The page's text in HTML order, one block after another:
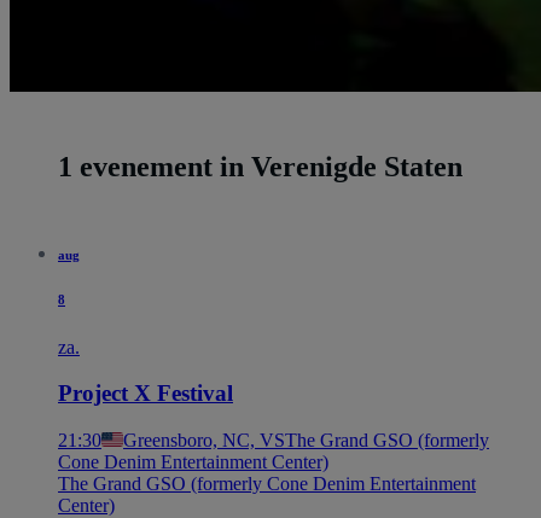
1 evenement in Verenigde Staten
aug
8
za.
Project X Festival
21:30 Greensboro, NC, VSThe Grand GSO (formerly
Cone Denim Entertainment Center)
The Grand GSO (formerly Cone Denim Entertainment
Center)